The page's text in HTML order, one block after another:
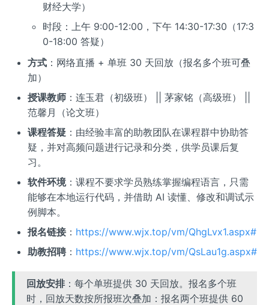
财经大学）
时段：上午 9:00-12:00，下午 14:30-17:30（17:3
0-18:00 答疑）
方式：网络直播 + 单班 30 天回放（报名多个班可叠
加）
授课教师：连玉君（初级班） || 茅家铭（高级班） ||
范馨月（论文班）
课程答疑：由经验丰富的助教团队在课程群中协助答
疑，并对高频问题进行记录和分类，供学员课后复
习。
软件环境：课程不要求学员熟练掌握编程语言，只需
能够在本地运行代码，并借助 AI 读懂、修改和调试示
例脚本。
报名链接： https://www.wjx.top/vm/QhgLvx1.aspx#
助教招聘： https://www.wjx.top/vm/QsLau1g.aspx#
回放安排：每个单班提供 30 天回放。报名多个班
时，回放天数按所报班次叠加：报名两个班提供 60